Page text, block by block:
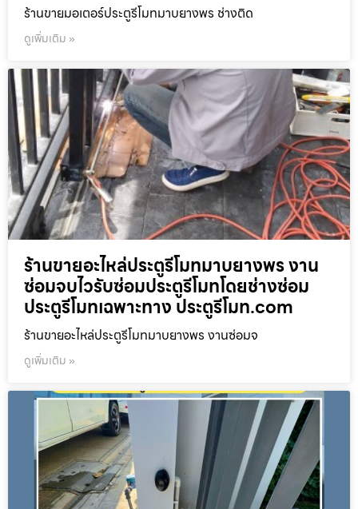
ร้านขายมอเตอร์ประตูรีโมทมาบยางพร ช่างติด
ดูเพิ่มเติม »
ร้านขายอะไหล่ประตูรีโมทมาบยางพร งาน
ซ่อมจบไวรับซ่อมประตูรีโมทโดยช่างซ่อม
ประตูรีโมทเฉพาะทาง ประตูรีโมท.com
ร้านขายอะไหล่ประตูรีโมทมาบยางพร งานซ่อมจ
ดูเพิ่มเติม »